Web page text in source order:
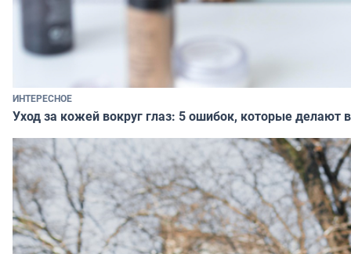
ИНТЕРЕСНОЕ
Уход за кожей вокруг глаз: 5 ошибок, которые делают